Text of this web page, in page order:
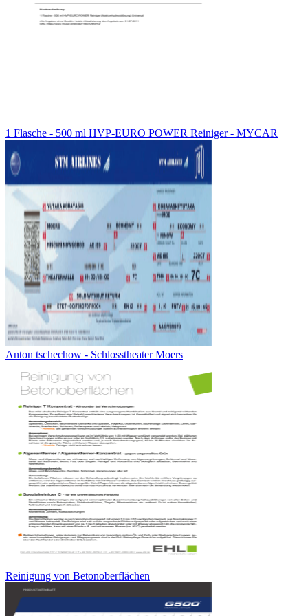
1 Flasche - 500 ml HVP-EURO POWER Reiniger - MYCAR
Anton tschechow - Schlosstheater Moers
Reinigung von Betonoberflächen